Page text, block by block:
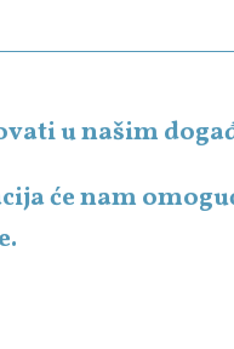
u našim
će nam